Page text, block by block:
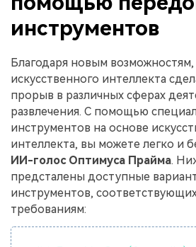
инструментов
Благодаря новым
искусственного интеллекта
прорыв в различных сферах
развлечения. С помощью
инструментов на основе
интеллекта, вы можете легко и
ИИ-голос Оптимуса Прайма.
предсталены доступные
инструментов,
требованиям: